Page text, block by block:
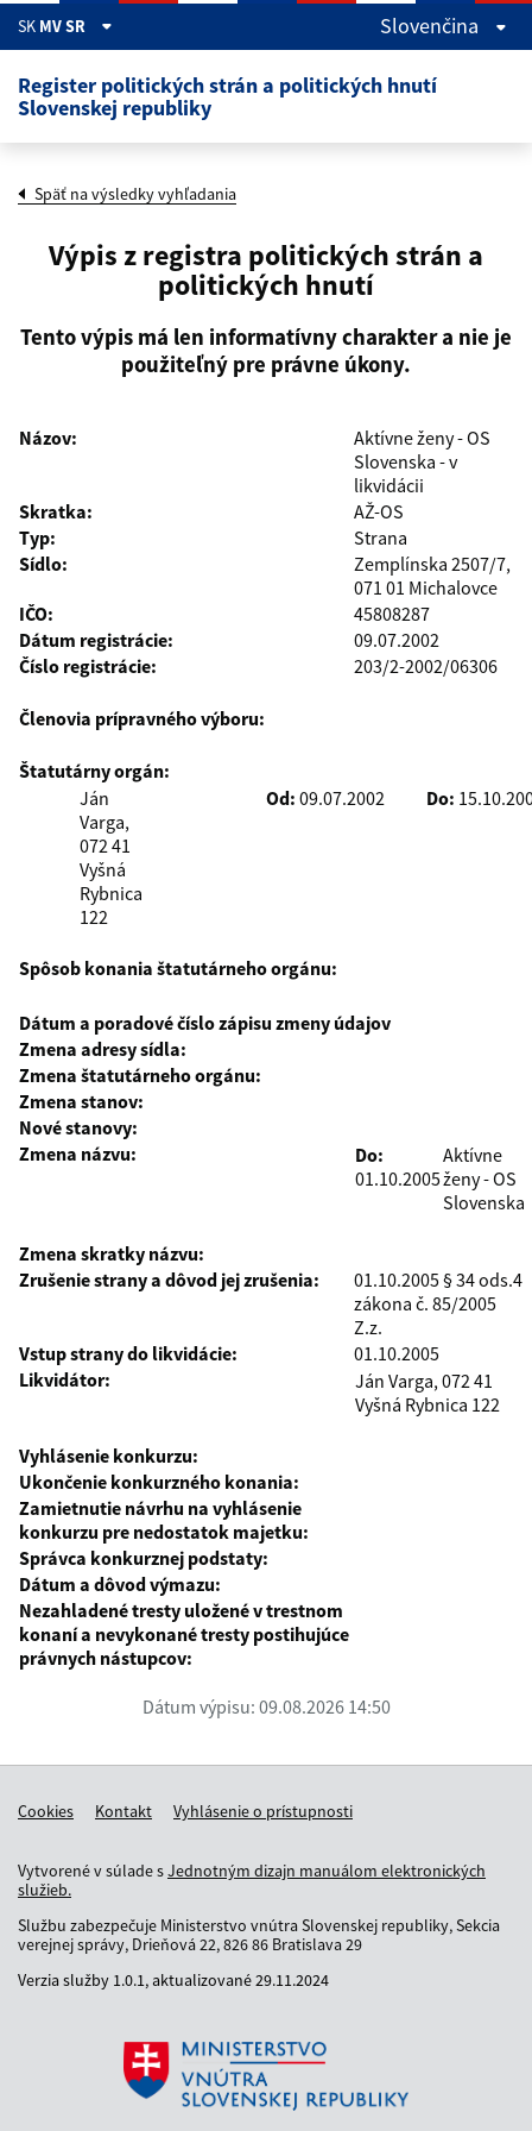
Skočiť na hlavný obsah
SK MV SR Slovenčina
Register politických strán a politických hnutí
Slovenskej republiky
Späť na výsledky vyhľadania
Výpis z registra politických strán a
politických hnutí
Tento výpis má len informatívny charakter a nie je
použiteľný pre právne úkony.
Názov:
Aktívne ženy - OS
Slovenska - v
likvidácii
Skratka:
AŽ-OS
Typ:
Strana
Sídlo:
Zemplínska 2507/7,
071 01 Michalovce
IČO:
45808287
Dátum registrácie:
09.07.2002
Číslo registrácie:
203/2-2002/06306
Členovia prípravného výboru:
Štatutárny orgán:
Ján
Varga,
072 41
Vyšná
Rybnica
122
Od: 09.07.2002 Do:
Spôsob konania štatutárneho orgánu:
Dátum a poradové číslo zápisu zmeny údajov
Zmena adresy sídla:
Zmena štatutárneho orgánu:
Zmena stanov:
Nové stanovy:
Zmena názvu:
Do:
01.10.2005
Aktívne
ženy - OS
Slovenska
Zmena skratky názvu:
Zrušenie strany a dôvod jej zrušenia:
01.10.2005 § 34 ods.4
zákona č. 85/2005
Z.z.
Vstup strany do likvidácie:
01.10.2005
Likvidátor:
Ján Varga, 072 41
Vyšná Rybnica 122
Vyhlásenie konkurzu:
Ukončenie konkurzného konania:
Zamietnutie návrhu na vyhlásenie
konkurzu pre nedostatok majetku:
Správca konkurznej podstaty:
Dátum a dôvod výmazu:
Nezahladené tresty uložené v trestnom
konaní a nevykonané tresty postihujúce
právnych nástupcov:
Dátum výpisu: 09.08.2026 14:50
Cookies Kontakt Vyhlásenie o prístupnosti
Vytvorené v súlade sJednotným dizajn manuálom elektronických
služieb.
Službu zabezpečuje Ministerstvo vnútra Slovenskej republiky, Sekcia
verejnej správy, Drieňová 22, 826 86 Bratislava 29
Verzia služby 1.0.1,aktualizované29.11.2024